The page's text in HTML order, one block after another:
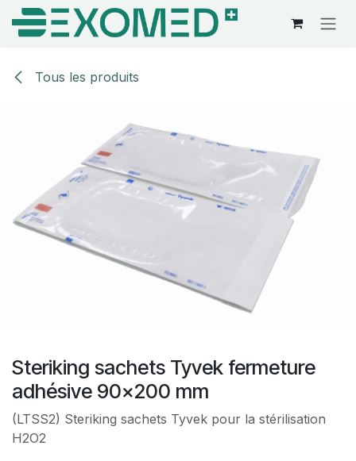
Se rendre au contenu
Tous les produits
Steriking sachets Tyvek fermeture
adhésive 90x200 mm
(LTSS2) Steriking sachets Tyvek pour la stérilisation
H2O2